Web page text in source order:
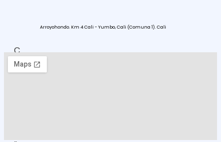
Arroyohondo. Km 4 Cali - Yumbo, Cali (Comuna 1). Cali
C
O
M